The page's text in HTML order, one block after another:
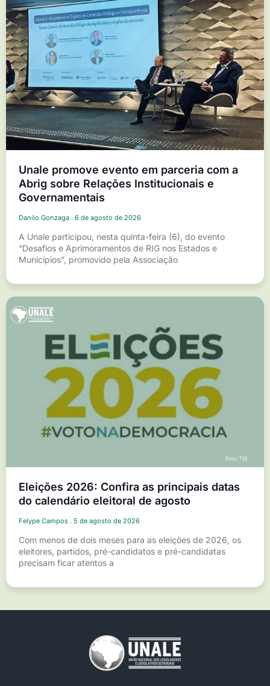
Unale promove evento em parceria com a
Abrig sobre Relações Institucionais e
Governamentais
Danilo Gonzaga 6 de agosto de 2026
A Unale participou, nesta quinta-feira (6), do evento
“Desafios e Aprimoramentos de RIG nos Estados e
Municípios”, promovido pela Associação
Eleições 2026: Confira as principais datas
do calendário eleitoral de agosto
Felype Campos 5 de agosto de 2026
Com menos de dois meses para as eleições de 2026, os
eleitores, partidos, pré-candidatos e pré-candidatas
precisam ficar atentos a